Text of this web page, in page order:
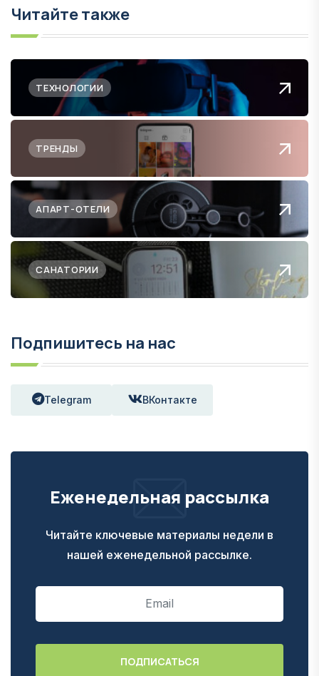
Читайте также
ТЕХНОЛОГИИ
ТРЕНДЫ
АПАРТ-ОТЕЛИ
САНАТОРИИ
Подпишитесь на нас
Telegram ВКонтакте
Еженедельная рассылка
Читайте ключевые материалы недели в
нашей еженедельной рассылке.